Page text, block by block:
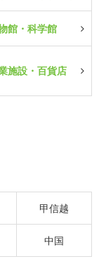
館・科学館
施設・百貨店
甲信越
中国